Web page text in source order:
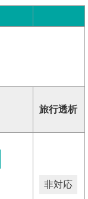
旅行透析
非対応